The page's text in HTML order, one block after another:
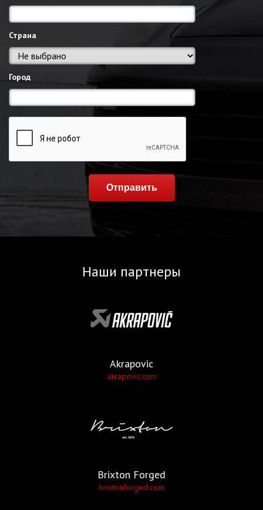
Страна
Город
Отправить
Наши партнеры
Akrapovic
akrapovic.com
Brixton Forged
brixtonforged.com